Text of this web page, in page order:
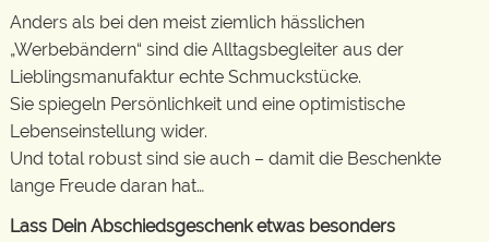
Anders als bei den meist ziemlich hässlichen
„Werbebändern“ sind die Alltagsbegleiter aus der
Lieblingsmanufaktur echte Schmuckstücke.
Sie spiegeln Persönlichkeit und eine optimistische
Lebenseinstellung wider.
Und total robust sind sie auch – damit die Beschenkte
lange Freude daran hat…
Lass Dein Abschiedsgeschenk etwas besonders